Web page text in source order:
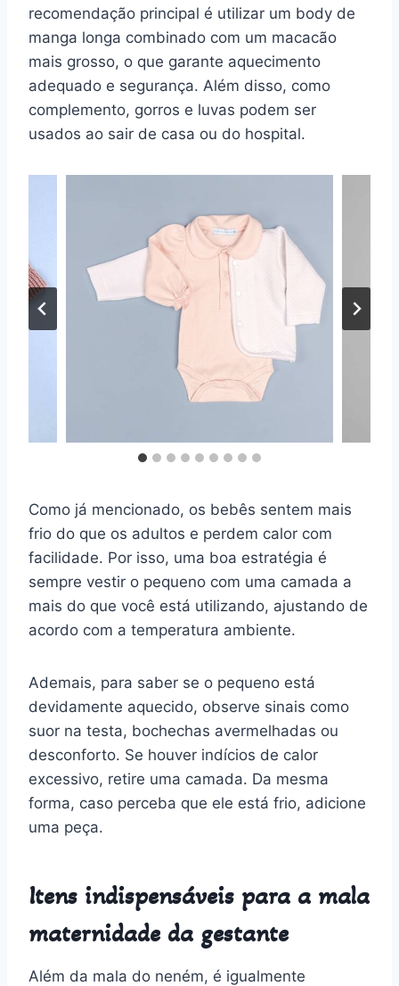
recomendação principal é utilizar um body de
manga longa combinado com um macacão
mais grosso, o que garante aquecimento
adequado e segurança. Além disso, como
complemento, gorros e luvas podem ser
usados ao sair de casa ou do hospital.
Como já mencionado, os bebês sentem mais
frio do que os adultos e perdem calor com
facilidade. Por isso, uma boa estratégia é
sempre vestir o pequeno com uma camada a
mais do que você está utilizando, ajustando de
acordo com a temperatura ambiente.
Ademais, para saber se o pequeno está
devidamente aquecido, observe sinais como
suor na testa, bochechas avermelhadas ou
desconforto. Se houver indícios de calor
excessivo, retire uma camada. Da mesma
forma, caso perceba que ele está frio, adicione
uma peça.
Itens indispensáveis para a mala
maternidade da gestante
Além da mala do neném, é igualmente